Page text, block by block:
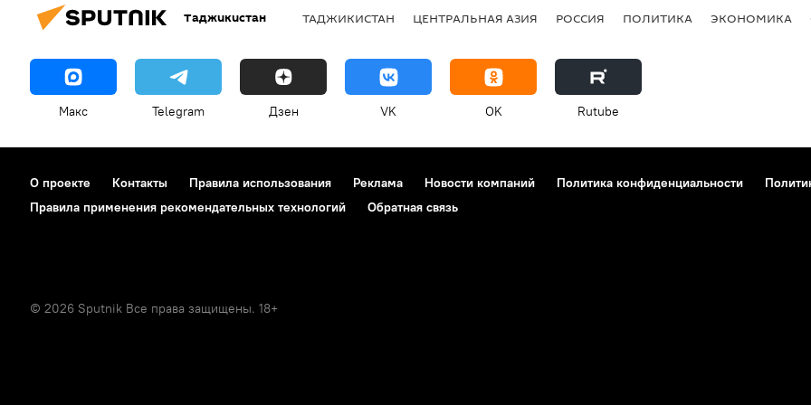
Таджикистан ТАДЖИКИСТАН ЦЕНТРАЛЬНАЯ АЗИЯ РОССИЯ ПОЛИТИКА ЭКОНОМИКА
Макс Telegram Дзен VK OK Rutube
О проекте Контакты Правила использования Реклама Новости компаний Политика конфиденциальности
Правила применения рекомендательных технологий
Обратная связь
© 2026 Sputnik Все права защищены. 18+